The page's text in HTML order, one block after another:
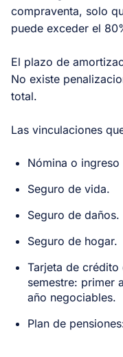
compraventa, solo
puede exceder el
El plazo de
No existe
total.
Las vinculaciones
Nómina o ingreso
Seguro de vida.
Seguro de daños.
Seguro de hogar.
Tarjeta de crédito
semestre: primer
año negociables.
Plan de